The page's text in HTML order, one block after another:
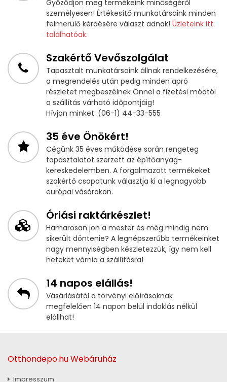
Győződjön meg termékeink minőségéről
személyesen! Értékesítő munkatársaink minden
felmerülő kérdésére választ adnak! Üzleteink itt
találhatóak.
Szakértő Vevőszolgálat
Tapasztalt munkatársaink állnak rendelkezésére,
a megrendelés után pedig minden apró
részletet megbeszélnek Önnel a fizetési módtól
a szállítás várható időpontjáig!
Hívjon minket: (06-1) 44-33-555
35 éve Önökért!
Cégünk 35 éves működése során rengeteg
tapasztalatot szerzett az építőanyag-
kereskedelemben. A forgalmazott termékeket
szakértő csapatunk választja ki a legnagyobb
európai vásárokon.
Óriási raktárkészlet!
Hamarosan jön a mester és még mindig nem
sikerült döntenie? A legnépszerűbb termékeinket
nagy mennyiségben készletezzük, így nem kell
heteket várnia a szállításra!
14 napos elállás!
Vásárlásától a törvényi előírásoknak
megfelelően 14 napon belül indoklás nélkül
elállhat!
Otthondepo.hu Webáruház
Impresszum